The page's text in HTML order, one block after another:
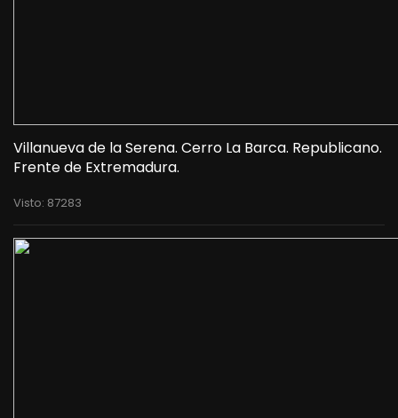
Villanueva de la Serena. Cerro La Barca. Republicano.
Frente de Extremadura.
Visto: 87283